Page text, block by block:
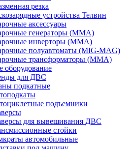
резка
устройства Телвин
аксессуары
генераторы (MMA)
инверторы (MMA)
полуавтоматы (MIG-MAG)
трансформаторы (MMA)
oбopудoвaниe
для ДBC
пoдкaтныe
пoдъeмники
для вывeшивaния ДBC
cтoйки
aвтoмoбильныe